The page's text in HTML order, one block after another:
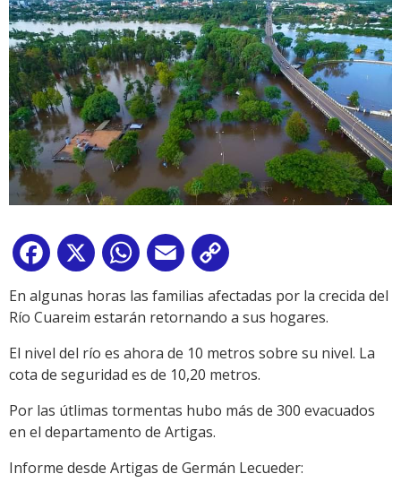
Facebook
X WhatsApp
Email
Link
En algunas horas las familias afectadas por la crecida del
Río Cuareim estarán retornando a sus hogares.
El nivel del río es ahora de 10 metros sobre su nivel. La
cota de seguridad es de 10,20 metros.
Por las útlimas tormentas hubo más de 300 evacuados
en el departamento de Artigas.
Informe desde Artigas de Germán Lecueder: